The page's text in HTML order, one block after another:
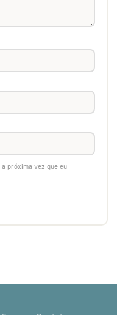
próxima vez que eu